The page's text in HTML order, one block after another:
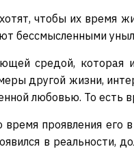
чтобы их время
бессмысленными
средой,
другой жизни,
любовью. То
проявления
в реальности,